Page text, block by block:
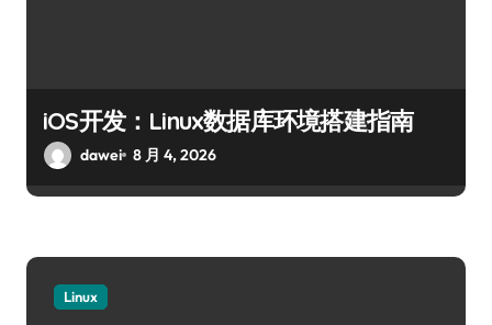
iOS开发：Linux数据库环境搭建指南
dawei 8 月 4, 2026
Linux